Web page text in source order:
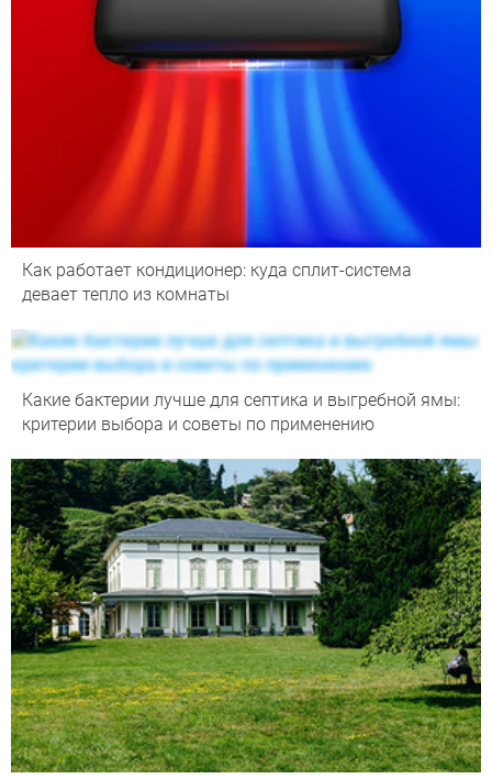
Как работает кондиционер: куда сплит-система
девает тепло из комнаты
Какие бактерии лучше для септика и выгребной ямы:
критерии выбора и советы по применению